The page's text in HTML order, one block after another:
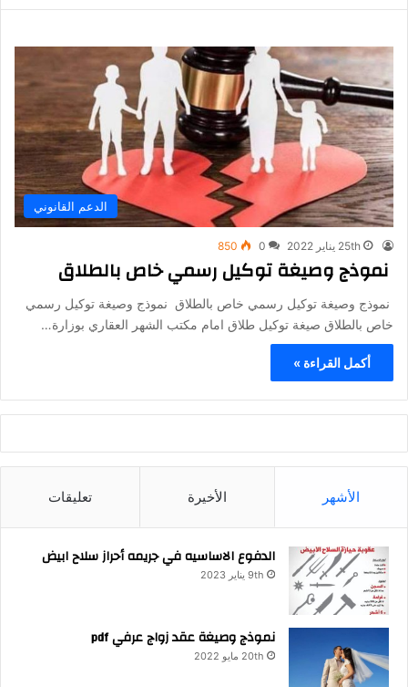
الدعم القانوني
25th يناير 2022 0
850
نموذج وصيغة توكيل رسمي خاص بالطلاق
نموذج وصيغة توكيل رسمي خاص بالطلاق نموذج وصيغة توكيل رسمي
خاص بالطلاق صيغة توكيل طلاق امام مكتب الشهر العقاري بوزارة…
أكمل القراءة »
الأشهر الأخيرة تعليقات
الدفوع الاساسيه في جريمه أحراز سلاح ابيض
9th يناير 2023
نموذج وصيغة عقد زواج عرفي pdf
20th مايو 2022